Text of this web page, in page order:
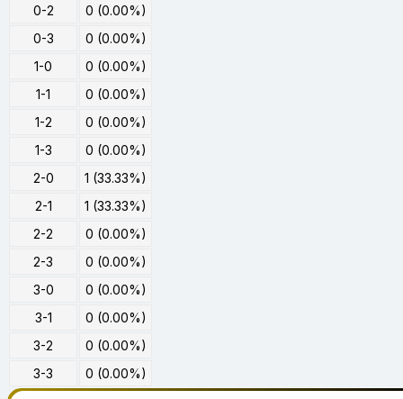
0-2
0 (0.00%)
0-3
0 (0.00%)
1-0
0 (0.00%)
1-1
0 (0.00%)
1-2
0 (0.00%)
1-3
0 (0.00%)
2-0
1 (33.33%)
2-1
1 (33.33%)
2-2
0 (0.00%)
2-3
0 (0.00%)
3-0
0 (0.00%)
3-1
0 (0.00%)
3-2
0 (0.00%)
3-3
0 (0.00%)